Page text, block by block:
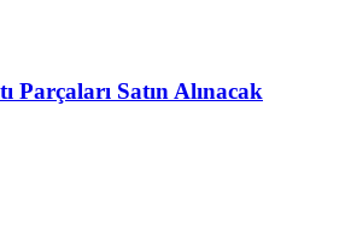
Parçaları Satın Alınacak